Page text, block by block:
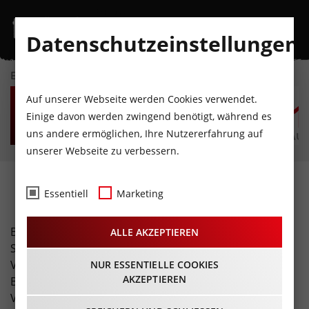
EVENTKALENDER
FR
7
AUGUST
SA
8
AUGUST
SO
9
AUGUST
MO
10
AUGUST
DI
11
AUGUST
Fotos
Buchen Sie unser spezielles Freizeit-Tirol Foto-Service!
Sie erhalten eine professionelle Fotostrecke Ihrer
Veranstaltung (inklusive Übergabe hochauflösender
Bilder und Bildrechte). Zusätzlich erreicht Ihre
Veranstaltung über unsere Seite eine enorme
Datenschutzeinstellungen
Auf unserer Webseite werden Cookies verwendet.
Einige davon werden zwingend benötigt, während es
uns andere ermöglichen, Ihre Nutzererfahrung auf
unserer Webseite zu verbessern.
Essentiell Marketing
ALLE AKZEPTIEREN
NUR ESSENTIELLE COOKIES
AKZEPTIEREN